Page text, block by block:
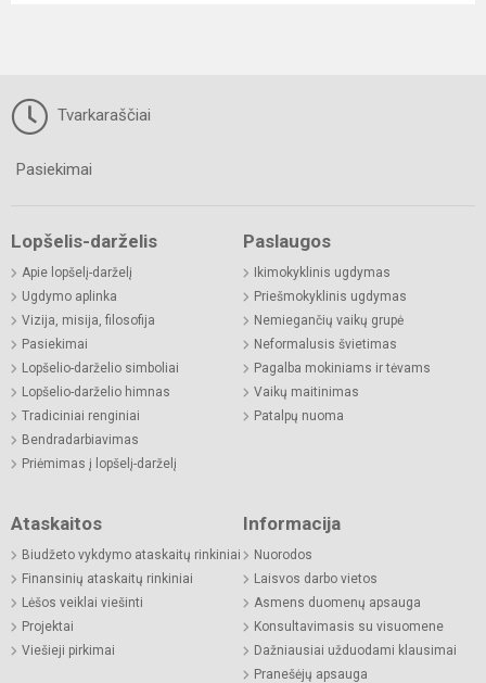
Tvarkaraščiai
Pasiekimai
Lopšelis-darželis
Apie lopšelį-darželį
Ugdymo aplinka
Vizija, misija, filosofija
Pasiekimai
Lopšelio-darželio simboliai
Lopšelio-darželio himnas
Tradiciniai renginiai
Bendradarbiavimas
Priėmimas į lopšelį-darželį
Paslaugos
Ikimokyklinis ugdymas
Priešmokyklinis ugdymas
Nemiegančių vaikų grupė
Neformalusis švietimas
Pagalba mokiniams ir tėvams
Vaikų maitinimas
Patalpų nuoma
Ataskaitos
Biudžeto vykdymo ataskaitų rinkiniai
Finansinių ataskaitų rinkiniai
Lėšos veiklai viešinti
Projektai
Viešieji pirkimai
Informacija
Nuorodos
Laisvos darbo vietos
Asmens duomenų apsauga
Konsultavimasis su visuomene
Dažniausiai užduodami klausimai
Pranešėjų apsauga